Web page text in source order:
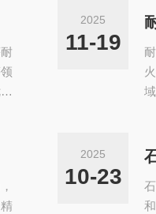
2025
11-19
2025
10-23